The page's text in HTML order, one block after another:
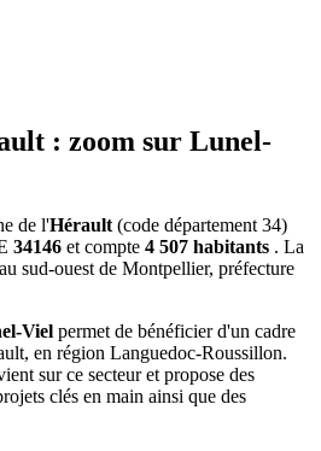
: zoom sur Lunel-
de l'Hérault (code département 34)
34146 et compte 4 507 habitants . La
au sud-ouest de Montpellier, préfecture
Viel permet de bénéficier d'un cadre
en région Languedoc-Roussillon.
sur ce secteur et propose des
clés en main ainsi que des